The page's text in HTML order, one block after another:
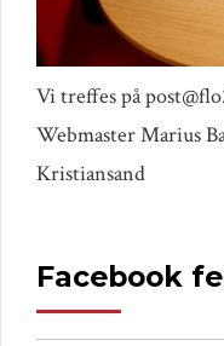
Vi treffes på
Webmaster Marius
Kristiansand
Facebook